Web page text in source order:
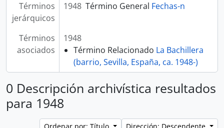
Términos
jerárquicos
1948 Término General Fechas-n
Términos
asociados
1948
Término Relacionado La Bachillera
(barrio, Sevilla, España, ca. 1948-)
0 Descripción archivística resultados
para 1948